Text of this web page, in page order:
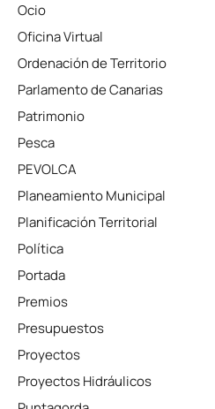
Ocio
Oficina Virtual
Ordenación de Territorio
Parlamento de Canarias
Patrimonio
Pesca
PEVOLCA
Planeamiento Municipal
Planificación Territorial
Política
Portada
Premios
Presupuestos
Proyectos
Proyectos Hidráulicos